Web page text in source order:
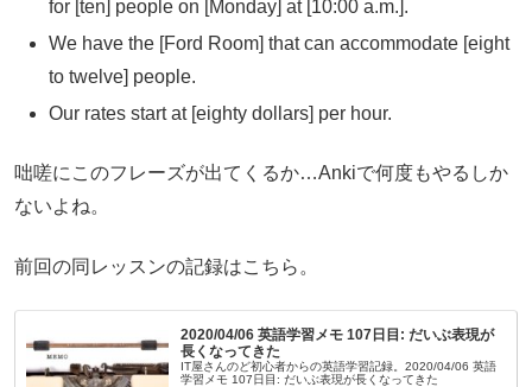
for [ten] people on [Monday] at [10:00 a.m.].
We have the [Ford Room] that can accommodate [eight
to twelve] people.
Our rates start at [eighty dollars] per hour.
咄嗟にこのフレーズが出てくるか…Ankiで何度もやるしか
ないよね。
前回の同レッスンの記録はこちら。
2020/04/06 英語学習メモ 107日目: だいぶ表現が
長くなってきた
IT屋さんのど初心者からの英語学習記録。2020/04/06 英語
学習メモ 107日目: だいぶ表現が長くなってきた